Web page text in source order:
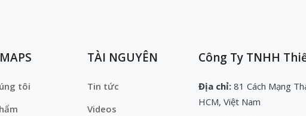
tôi
TÀI NGUYÊN
Tin tức
Videos
Công Ty TNHH
Địa chỉ: 81 Cách Mạng
HCM, Việt Nam